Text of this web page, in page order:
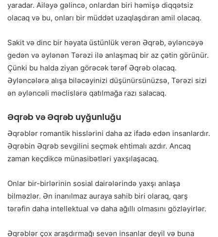
yaradar. Ailəyə gəlincə, onlardan biri həmişə diqqətsiz
olacaq və bu, onları bir müddət uzaqlaşdıran amil olacaq.
Sakit və dinc bir həyata üstünlük verən Əqrəb, əyləncəyə
gedən və əylənən Tərəzi ilə anlaşmaq bir az çətin görünür.
Çünki bu halda ziyan görəcək tərəf Əqrəb olacaq.
Əyləncələrə alışa biləcəyinizi düşünürsünüzsə, Tərəzi sizi
ən əyləncəli məclislərə qatılmağa razı salacaq.
Əqrəb və Əqrəb uyğunluğu
Əqrəblər romantik hisslərini daha az ifadə edən insanlardır.
Əqrəbin Əqrəb sevgilini seçmək ehtimalı azdır. Ancaq
zaman keçdikcə münasibətləri yaxşılaşacaq.
Onlar bir-birlərinin sosial dairələrində yaxşı anlaşa
bilməzlər. Ən inanılmaz auraya sahib biri olaraq, qarş
tərəfin daha intellektual və daha ağıllı olmasını gözləyirlər.
Əqrəblər çox araşdırmağı sevən insanlar deyil və buna